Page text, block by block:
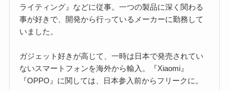
ライティング』などに従事。一つの製品に深く関わる
事が好きで、開発から行っているメーカーに勤務して
いました。
ガジェット好きが高じて、一時は日本で発売されてい
ないスマートフォンを海外から輸入。『Xiaomi』
『OPPO』に関しては、日本参入前からフリークに。